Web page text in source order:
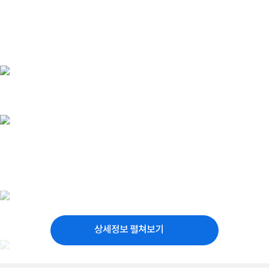
상세정보 펼쳐보기